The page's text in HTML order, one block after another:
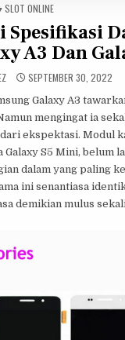
POSTED
IN
SLOT ONLINE
A3 Dan
SEPTEMBER 30, 2022
Galaxy A3
mengingat ia
ekspektasi. Modul
S5 Mini, belum
dalam yang paling
ini senantiasa
demikian mulus